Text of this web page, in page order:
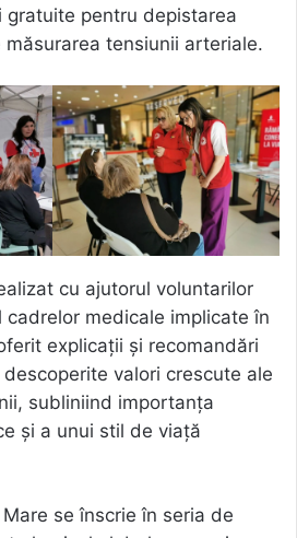
pentru depistarea
tensiunii arteriale.
cu ajutorul voluntarilor
cadrelor medicale implicate în
explicații și recomandări
valori crescute ale
subliniind importanța
și a unui stil de viață
se înscrie în seria de